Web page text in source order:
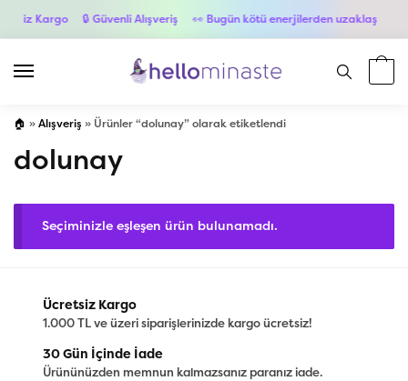
Kargo 🔒 Güvenli Alışveriş 👀 Bugün kötü enerjilerden uzaklaş
🏠 » Alışveriş » Ürünler “dolunay” olarak etiketlendi
dolunay
Seçiminizle eşleşen ürün bulunamadı.
Ücretsiz Kargo
1.000 TL ve üzeri siparişlerinizde kargo ücretsiz!
30 Gün İçinde İade
Ürününüzden memnun kalmazsanız paranız iade.